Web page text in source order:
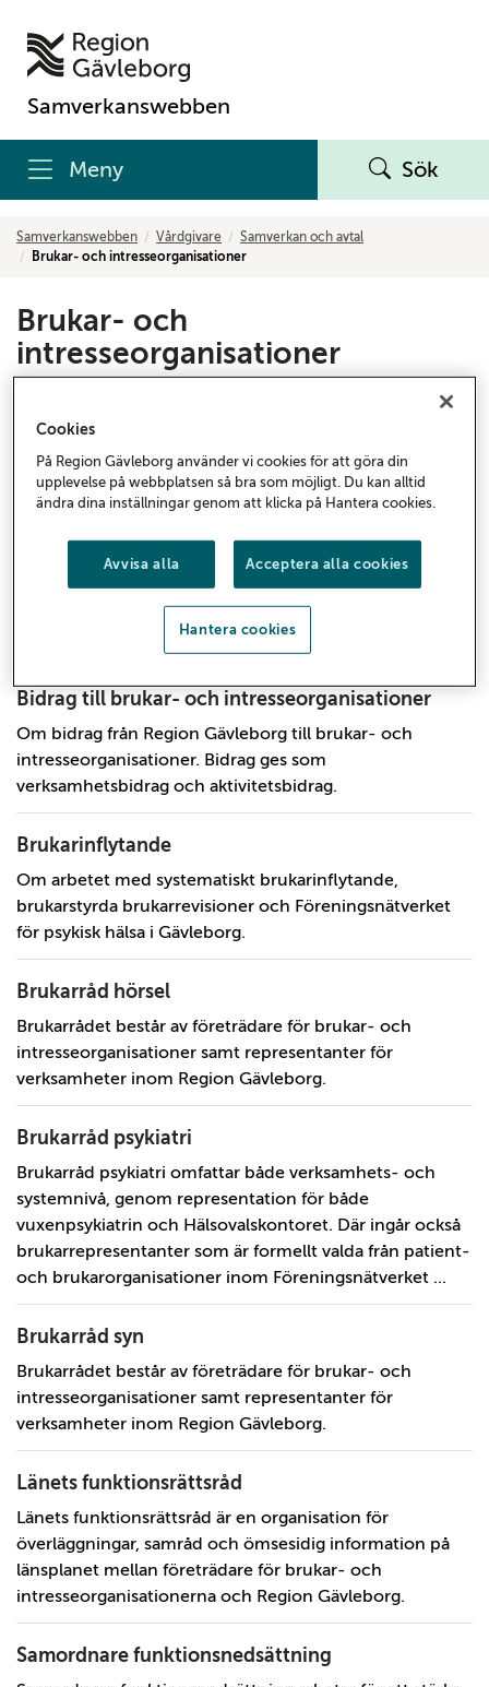
Samverkanswebben
Meny Sök
Samverkanswebben Vårdgivare
Samverkan och avtal
Brukar- och intresseorganisationer
Brukar- och
intresseorganisationer
brukarorganisationer och intresseorganisationer
och samordnare funktionsnedsättning.
Barn- och ungdomsrådets medlemmar är viktiga när det
gäller att förbättra bemötandet, omhändertagandet och
vården av barn och ungdomar i länet. Om rådet och
Bidrag till brukar- och intresseorganisationer
Om bidrag från Region Gävleborg till brukar- och
intresseorganisationer. Bidrag ges som
verksamhetsbidrag och aktivitetsbidrag.
Brukarinflytande
Om arbetet med systematiskt brukarinflytande,
brukarstyrda brukarrevisioner och Föreningsnätverket
för psykisk hälsa i Gävleborg.
Brukarråd hörsel
Brukarrådet består av företrädare för brukar- och
intresseorganisationer samt representanter för
verksamheter inom Region Gävleborg.
Brukarråd psykiatri
Brukarråd psykiatri omfattar både verksamhets- och
systemnivå, genom representation för både
vuxenpsykiatrin och Hälsovalskontoret. Där ingår också
brukarrepresentanter som är formellt valda från patient-
och brukarorganisationer inom Föreningsnätverket ...
Brukarråd syn
Brukarrådet består av företrädare för brukar- och
intresseorganisationer samt representanter för
verksamheter inom Region Gävleborg.
Länets funktionsrättsråd
Länets funktionsrättsråd är en organisation för
överläggningar, samråd och ömsesidig information på
länsplanet mellan företrädare för brukar- och
intresseorganisationerna och Region Gävleborg.
Samordnare funktionsnedsättning
Cookies
På Region Gävleborg använder vi cookies för att göra din
upplevelse på webbplatsen så bra som möjligt. Du kan alltid
ändra dina inställningar genom att klicka på Hantera cookies.
Avvisa alla Acceptera alla cookies
Hantera cookies